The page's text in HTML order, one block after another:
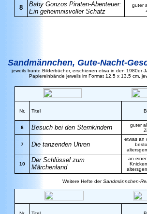
8
Baby Gonzos Piraten-Abenteuer:
Ein geheimnisvoller Schatz
guter
Sandmännchen, Gute-Nacht-
jeweils bunte Bilderbücher, erschienen etwa in den 1980er
Papiereinbände jeweils im Format 12,5 x 13,5 cm,
Nr. Titel
6 Besuch bei den Sternkindern
guter
7 Die tanzenden Uhren
etwas an
10
Der Schlüssel zum
Märchenland
an
Weitere Hefte derSandmännchen-